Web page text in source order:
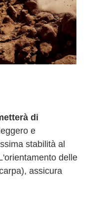
di
e
stabilità al
delle
assicura